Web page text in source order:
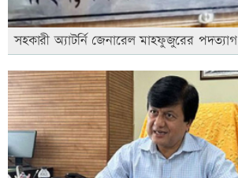
সহকারী অ্যাটর্নি জেনারেল মাহফুজুরের পদত্যাগ